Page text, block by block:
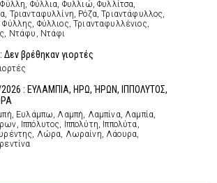
Φύλλια, Φυλλιώ, Φυλλίτσα,
Τριανταφυλλίνη, Ρόζα, Τριαντάφυλλος,
Φύλλιος, Τριανταφυλλένιος,
Ντάφυ, Ντάφι
βρέθηκαν γιορτές
: ΕΥΛΑΜΠΙΑ, ΗΡΩ, ΉΡΩΝ, ΙΠΠΟΛΥΤΟΣ,
Ευλάμπω, Λαμπή, Λαμπίνα, Λαμπία,
Ιππόλυτος, Ιππολύτη, Ιππολύτα,
Λώρα, Λωραίνη, Λάουρα,